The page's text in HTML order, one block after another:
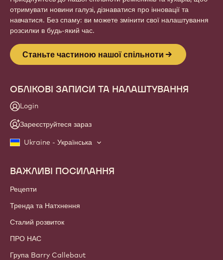
отримувати новини галузі, дізнаватися про інновації та
навчатися. Без спаму: ви можете змінити свої налаштування
розсилки в будь-який час.
Станьте частиною нашої спільноти
ОБЛІКОВІ ЗАПИСИ ТА НАЛАШТУВАННЯ
Login
Зареєструйтеся зараз
Ukraine - Українська
Footer
Callebaut
ВАЖЛИВІ ПОСИЛАННЯ
Рецепти
Тренда та Натхнення
Сталий розвиток
ПРО НАС
Група Barry Callebaut